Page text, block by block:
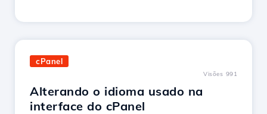
cPanel
Visões 991
Alterando o idioma usado na
interface do cPanel